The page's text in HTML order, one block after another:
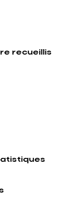
recueillis